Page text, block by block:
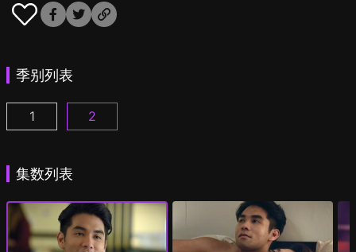
季别列表
你交友了没 第1季第1集
1 你交友了没 第2季第1集
2
集数列表